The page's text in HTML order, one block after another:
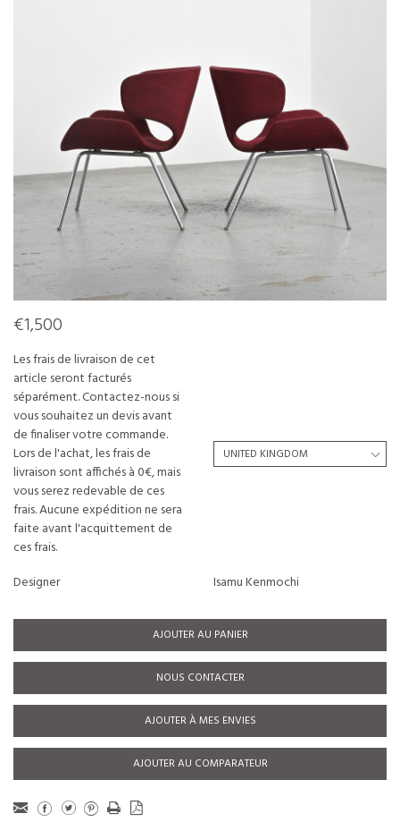
€1,500
Les frais de livraison de cet
article seront facturés
séparément. Contactez-nous si
vous souhaitez un devis avant
de finaliser votre commande.
Lors de l'achat, les frais de
livraison sont affichés à 0€, mais
vous serez redevable de ces
frais. Aucune expédition ne sera
faite avant l'acquittement de
ces frais.
Designer
Isamu Kenmochi
AJOUTER AU PANIER
NOUS CONTACTER
AJOUTER À MES ENVIES
AJOUTER AU COMPARATEUR